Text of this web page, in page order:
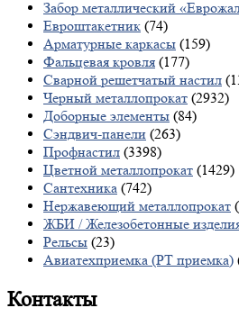
Забор металлический
Евроштакетник (74)
Арматурные каркасы (159)
Фальцевая кровля (177)
Сварной решетчатый настил
Черный металлопрокат (2932)
Доборные элементы (84)
Сэндвич-панели (263)
Профнастил (3398)
Цветной металлопрокат (1429)
Сантехника (742)
Нержавеющий металлопрокат
ЖБИ / Железобетонные
Рельсы (23)
Авиатехприемка (РТ приемка)
Контакты